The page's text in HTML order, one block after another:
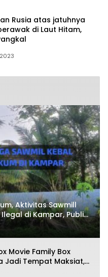
Rusia atas jatuhnya
di Laut Hitam,
Aktivitas Sawmill
di Kampar, Publik
Hukum Polres
Movie Family Box
Jadi Tempat Maksiat,
Pemerintah Lakukan